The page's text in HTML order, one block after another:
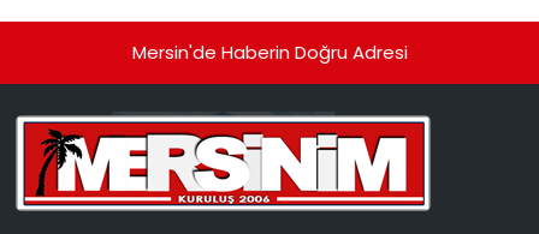
Mersin'de Haberin Doğru Adresi